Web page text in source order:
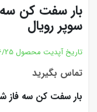
بار سفت کن سه
سوپر رویال
تاریخ آپدیت محصول 25
تماس بگیرید
بار سفت کن سه فاز